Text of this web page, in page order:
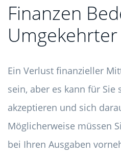
Finanzen
Umgekehrter
Ein Verlust finanzieller
sein, aber es kann für Sie
akzeptieren und sich
Möglicherweise müssen
bei Ihren Ausgaben